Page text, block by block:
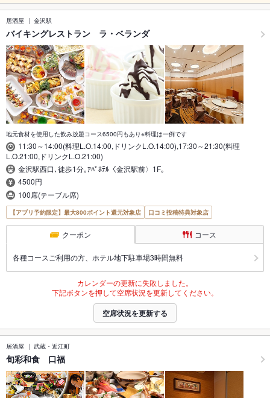
居酒屋 金沢駅
バイキングレストラン ラ・ベランダ
地元食材を使用した飲み放題コース6500円もあり※料理は一例です
11:30～14:00(料理L.O.14:00,ドリンクL.O.14:00),17:30～21:30(料理
L.O.21:00,ドリンクL.O.21:00)
金沢駅西口､徒歩1分｡ｱﾊﾟﾎﾃﾙ〈金沢駅前〉1F｡
4500円
100席(テーブル席)
【アプリ予約限定】最大800ポイント還元対象店 口コミ投稿特典対象店
クーポン コース
各種コースご利用の方、ホテル地下駐車場3時間無料
カレンダーの更新に失敗しました。
下記ボタンを押して空席状況を更新してください。
空席状況を更新する
居酒屋 武蔵・近江町
旬彩和食 口福